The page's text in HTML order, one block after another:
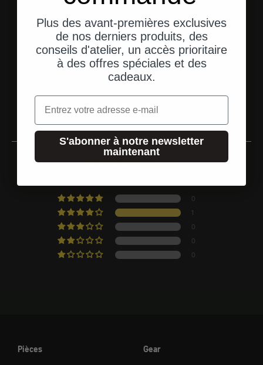
Aller à l'élément 1
Aller à l'élément 2
Aller à l'élément 3
Témoignages de clients
Lire plus d'avis
4.00 de 5
0
1
0
0
0
Pièces
Gear
Plus des avant-premières exclusives
de nos derniers produits, des
conseils d'atelier, un accès prioritaire
à des offres spéciales et des
cadeaux.
Email
S'abonner à notre newsletter
maintenant